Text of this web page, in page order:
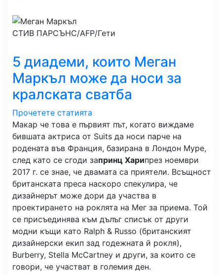
СТИВ ПАРСЪНС/AFP/Гети
5 диадеми, които Меган
Маркъл може да носи за
кралската сватба
Прочетете статията
Макар че това е първият път, когато виждаме
бившата актриса от Suits да носи парче на
родената във Франция, базирана в Лондон Муре,
след като се сгоди запринц Харипрез ноември
2017 г. се знае, че двамата са приятели. Всъщност
британската преса наскоро спекулира, че
дизайнерът може дори да участва в
проектирането на роклята на Мег за приема. Той
се присъединява към дълъг списък от други
модни къщи като Ralph & Russo (британският
дизайнерски екип зад годежната й рокля),
Burberry, Stella McCartney и други, за които се
говори, че участват в големия ден.